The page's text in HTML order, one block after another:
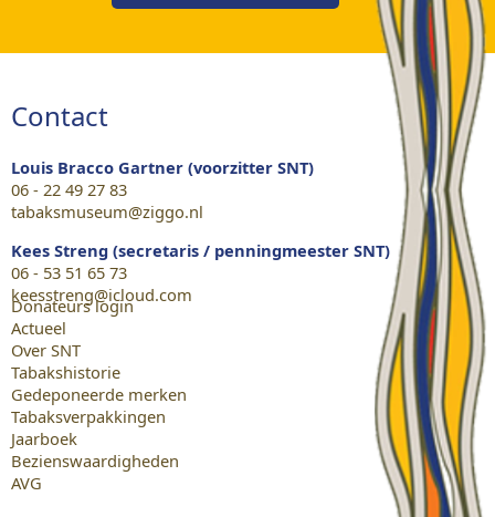
Contact
Louis Bracco Gartner (voorzitter SNT)
06 - 22 49 27 83
tabaksmuseum@ziggo.nl
Kees Streng (secretaris / penningmeester SNT)
06 - 53 51 65 73
keesstreng@icloud.com
Donateurs login
Actueel
Over SNT
Tabakshistorie
Gedeponeerde merken
Tabaksverpakkingen
Jaarboek
Bezienswaardigheden
AVG